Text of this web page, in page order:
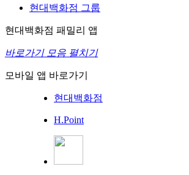
현대백화점 그룹
현대백화점 패밀리 앱
바로가기 모음 펼치기
모바일 앱 바로가기
현대백화점
H.Point